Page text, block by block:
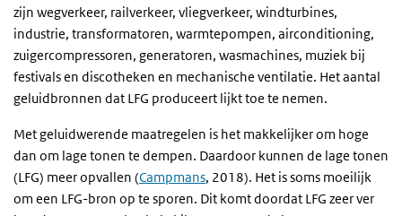
zijn wegverkeer, railverkeer, vliegverkeer, windturbines,
industrie, transformatoren, warmtepompen, airconditioning,
zuigercompressoren, generatoren, wasmachines, muziek bij
festivals en discotheken en mechanische ventilatie. Het aantal
geluidbronnen dat LFG produceert lijkt toe te nemen.
Met geluidwerende maatregelen is het makkelijker om hoge
dan om lage tonen te dempen. Daardoor kunnen de lage tonen
(LFG) meer opvallen (Campmans, 2018). Het is soms moeilijk
om een LFG-bron op te sporen. Dit komt doordat LFG zeer ver